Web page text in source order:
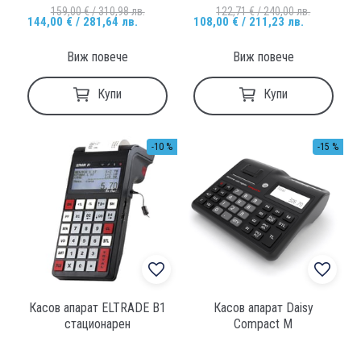
159,00 € / 310,98 лв.
144,00 € / 281,64 лв.
Купи
Виж повече
122,71 € / 240,00 лв.
108,00 € / 211,23 лв.
Купи
Виж повече
Касов апарат ELTRADE B1
стационарен
-10 %
Касов апарат Daisy
Compact M
-15 %